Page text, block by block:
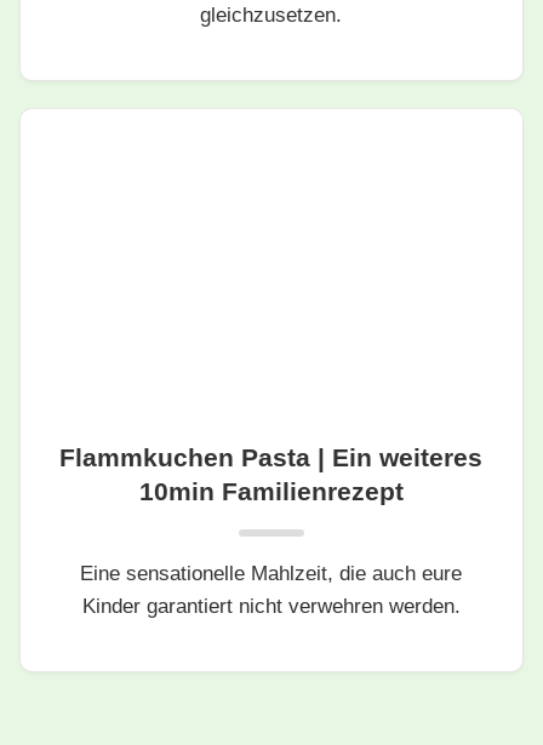
gleichzusetzen.
Flammkuchen Pasta | Ein weiteres
10min Familienrezept
Eine sensationelle Mahlzeit, die auch eure
Kinder garantiert nicht verwehren werden.